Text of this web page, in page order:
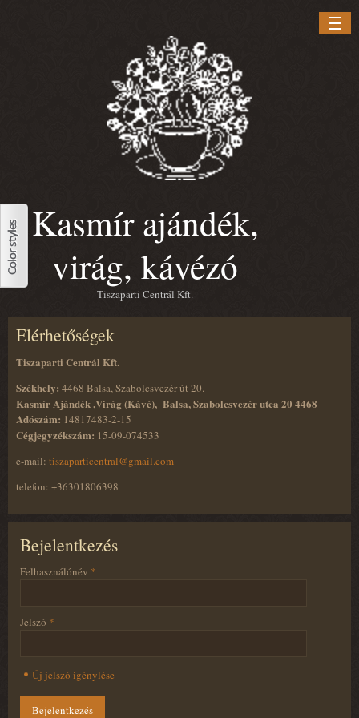
Kasmír ajándék,
virág, kávézó
Tiszaparti Centrál Kft.
Elérhetőségek
Tiszaparti Centrál Kft.
Székhely: 4468 Balsa, Szabolcsvezér út 20.
Kasmír Ajándék ,Virág (Kávé), Balsa, Szabolcsvezér utca 20 4468
Adószám: 14817483-2-15
Cégjegyzékszám: 15-09-074533
e-mail: tiszaparticentral@gmail.com
telefon: +36301806398
Bejelentkezés
Felhasználónév *
Jelszó *
Új jelszó igénylése